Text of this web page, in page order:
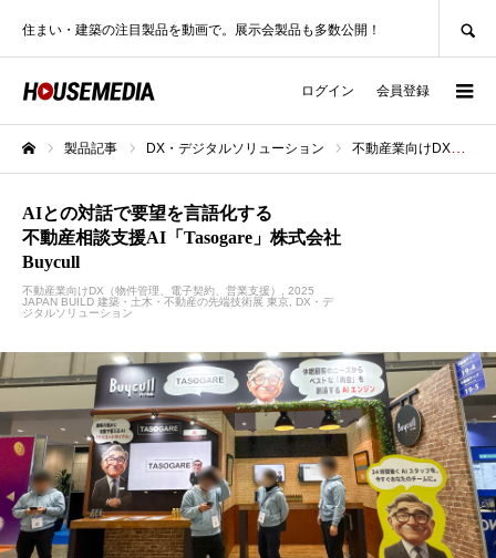
住まい・建築の注目製品を動画で。展示会製品も多数公開！
ログイン 会員登録
製品記事 DX・デジタルソリューション 不動産業向けDX（物件管理、電子契約、営業支援）
AIとの対話で要望を言語化する
不動産相談支援AI「Tasogare」株式会社
Buycull
不動産業向けDX（物件管理、電子契約、営業支援）
2025
JAPAN BUILD 建築・土木・不動産の先端技術展 東京
DX・デ
ジタルソリューション